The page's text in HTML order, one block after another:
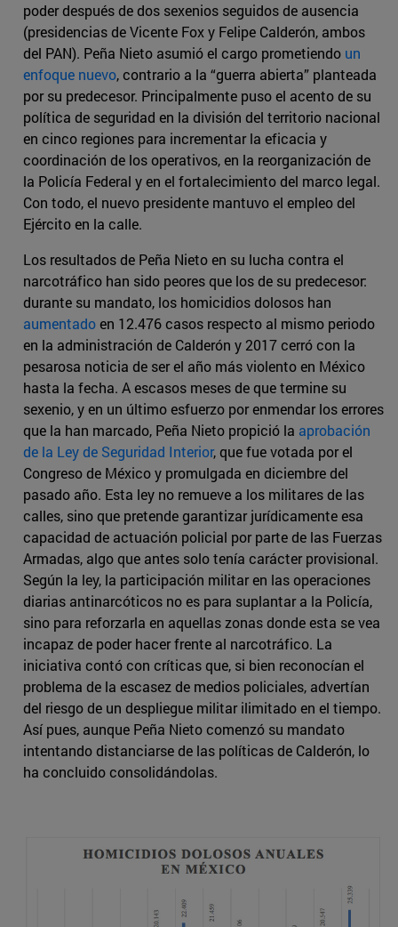
poder después de dos sexenios seguidos de ausencia
(presidencias de Vicente Fox y Felipe Calderón, ambos
del PAN). Peña Nieto asumió el cargo prometiendo un
enfoque nuevo, contrario a la “guerra abierta” planteada
por su predecesor. Principalmente puso el acento de su
política de seguridad en la división del territorio nacional
en cinco regiones para incrementar la eficacia y
coordinación de los operativos, en la reorganización de
la Policía Federal y en el fortalecimiento del marco legal.
Con todo, el nuevo presidente mantuvo el empleo del
Ejército en la calle.
Los resultados de Peña Nieto en su lucha contra el
narcotráfico han sido peores que los de su predecesor:
durante su mandato, los homicidios dolosos han
aumentadoen 12.476 casos respecto al mismo periodo
en la administración de Calderón y 2017 cerró con la
pesarosa noticia de ser el año más violento en México
hasta la fecha. A escasos meses de que termine su
sexenio, y en un último esfuerzo por enmendar los errores
que la han marcado, Peña Nieto propició la aprobación
de la Ley de Seguridad Interior, que fue votada por el
Congreso de México y promulgada en diciembre del
pasado año. Esta ley no remueve a los militares de las
calles, sino que pretende garantizar jurídicamente esa
capacidad de actuación policial por parte de las Fuerzas
Armadas, algo que antes solo tenía carácter provisional.
Según la ley, la participación militar en las operaciones
diarias antinarcóticos no es para suplantar a la Policía,
sino para reforzarla en aquellas zonas donde esta se vea
incapaz de poder hacer frente al narcotráfico. La
iniciativa contó con críticas que, si bien reconocían el
problema de la escasez de medios policiales, advertían
del riesgo de un despliegue militar ilimitado en el tiempo.
Así pues, aunque Peña Nieto comenzó su mandato
intentando distanciarse de las políticas de Calderón, lo
ha concluido consolidándolas.